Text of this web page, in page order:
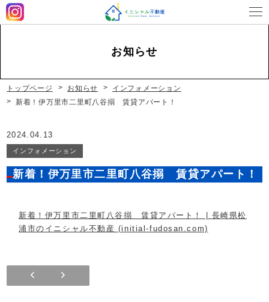
場合もあります）
定休日 日・祝休み
お知らせ
トップページ お知らせ
インフォメーション
新着！伊万里市二里町八谷搦 賃貸アパート！
2024.04.13
インフォメーション
新着！伊万里市二里町八谷搦 賃貸アパート！
新着！伊万里市二里町八谷搦 賃貸アパート！ | 長崎県松
浦市のイニシャル不動産 (initial-fudosan.com)